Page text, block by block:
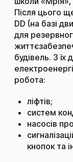
Після цього
DD (на базі
для
будівель. З
робота:
ліфтів;
систем
насосів
кнопок та